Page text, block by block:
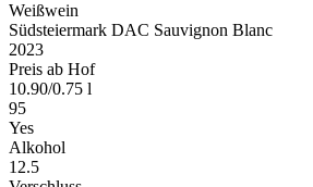
Weißwein
Südsteiermark DAC Sauvignon Blanc
2023
Preis ab Hof
10.90/0.75 l
95
Yes
Alkohol
12.5